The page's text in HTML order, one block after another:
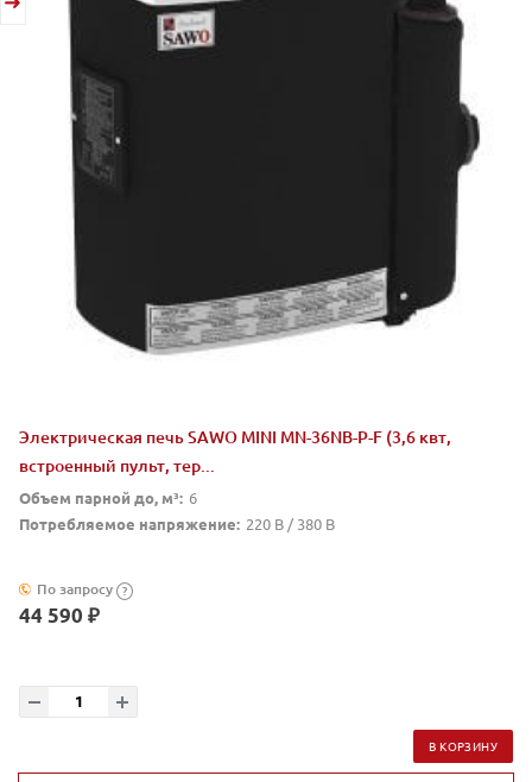
Электрическая печь SAWO MINI MN-36NB-P-F (3,6 квт,
встроенный пульт, тер...
Объем парной до, м³: 6
Потребляемое напряжение: 220 В / 380 В
По запросу ?
44 590 ₽
В КОРЗИНУ